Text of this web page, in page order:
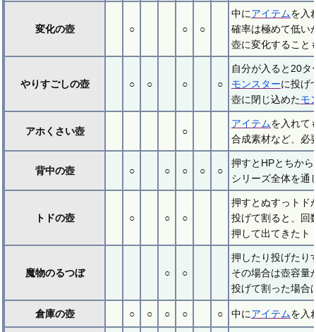
変化の壺 ○ ○ ○
中にアイテムを入
確率は極めて低い
壺に変化すること
やりすごしの壺 ○ ○ ○ ○
自分が入ると20
モンスターに投げ
壺に閉じ込めたモ
アホくさい壺 ○
アイテムを入れて
合成素材など、必
背中の壺 ○ ○ ○ ○ ○
押すとHPとちか
シリーズ全体を通
トドの壺 ○ ○ ○
押すとぬすっトド
投げて割ると、回
押して出てきたト
魔物のるつぼ ○ ○
押したり投げたり
その場合は壺容量
投げて割った場合
倉庫の壺 ○ ○ ○ ○ ○ 中にアイテムを入